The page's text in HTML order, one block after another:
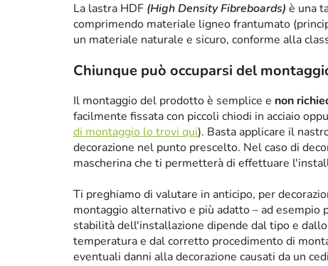
La lastra HDF (High Density Fibreboards) è una
comprimendo materiale ligneo frantumato
un materiale naturale e sicuro, conforme alla
Chiunque può occuparsi del
Il montaggio del prodotto è semplice e non
facilmente fissata con piccoli chiodi in acciaio
di montaggio lo trovi qui). Basta applicare il
decorazione nel punto prescelto. Nel caso di
mascherina che ti permetterà di effettuare
Ti preghiamo di valutare in anticipo, per
montaggio alternativo e più adatto – ad esempio
stabilità dell'installazione dipende dal tipo e
temperatura e dal corretto procedimento di
eventuali danni alla decorazione causati da un